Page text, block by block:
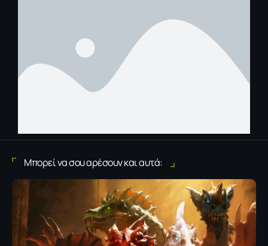
Μπορεί να σου αρέσουν και αυτά: